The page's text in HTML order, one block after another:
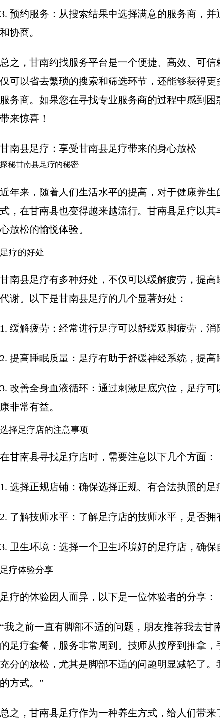
3. 预约服务：从搜索结果中选择满意的服务商，
和协商。
总之，甘南约找服务平台是一个便捷、高效、可
仅可以省去繁琐的搜索和筛选环节，还能够获得
服务商。如果您在寻找专业服务商的过程中感到
带来惊喜！
甘南县足疗：享受甘南县足疗带来的身心放松
探秘甘南县足疗的秘密
近年来，随着人们生活水平的提高，对于健康养
式，在甘南县也变得越来越流行。甘南县足疗以
心放松的愉悦体验。
足疗的好处
甘南县足疗有多种好处，不仅可以缓解疲劳，提
代谢。以下是甘南县足疗的几个显著好处：
1. 缓解疲劳：经常进行足疗可以舒缓双脚疲劳，
2. 提高睡眠质量：足疗有助于舒缓神经系统，提
3. 改善全身血液循环：通过刺激足底穴位，足疗
康非常有益。
选择足疗店的注意事项
在甘南县寻找足疗店时，需要注意以下几个方面：
1. 选择正规店铺：确保选择正规、有合法执照的
2. 了解技师水平：了解足疗店的技师水平，是否
3. 卫生环境：选择一个卫生环境好的足疗店，确
足疗体验分享
足疗的体验因人而异，以下是一位体验者的分享：
“我之前一直有脚部不适的问题，朋友推荐我去
的足疗套餐，服务非常周到。技师从按摩到推拿
充分的放松，尤其是脚部不适的问题明显减轻了
的方式。”
总之，甘南县足疗作为一种养生方式，给人们带